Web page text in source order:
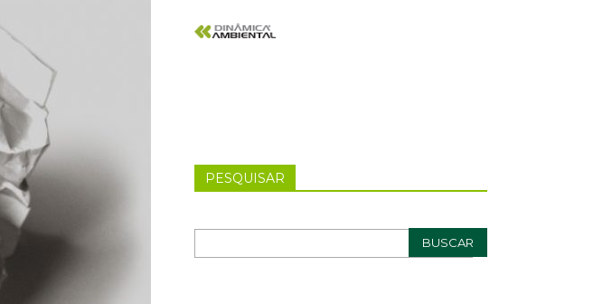
PESQUISAR